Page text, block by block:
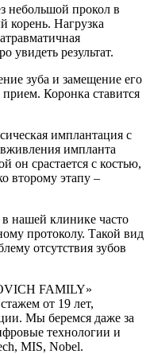
небольшой прокол в
корень. Нагрузка
увидеть результат.
зуба и замещение его
Коронка ставится
имплантация с
импланта
он срастается с костью,
второму этапу –
нашей клинике часто
протоколу. Такой вид
отсутствия зубов
FAMILY»
от 19 лет,
Мы беремся даже за
технологии и
MIS, Nobel.